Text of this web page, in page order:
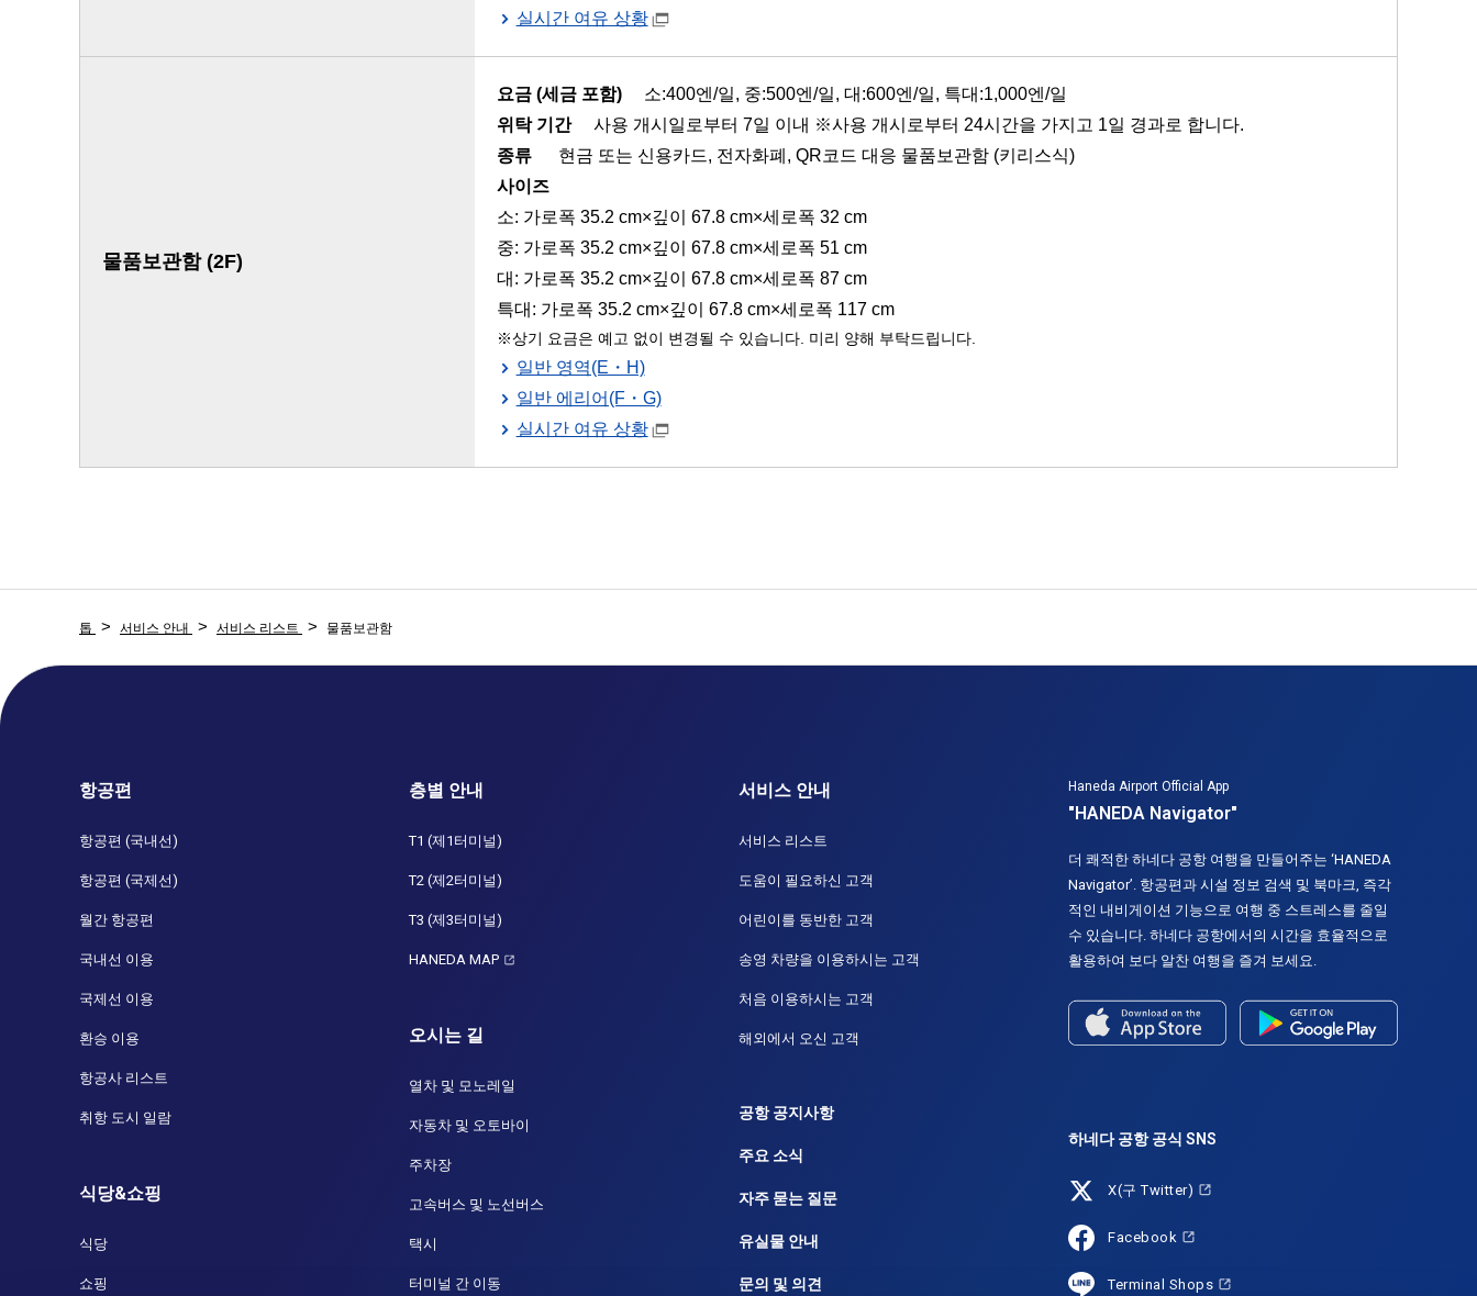
실시간 여유 상황
물품보관함 (2F)
요금 (세금 포함)
소:400엔/일, 중:500엔/일, 대:600엔/일, 특대:1,000엔/일
위탁 기간
사용 개시일로부터 7일 이내 ※사용 개시로부터 24시간을 가지고 1일 경과로 합니다.
종류
현금 또는 신용카드, 전자화폐, QR코드 대응 물품보관함 (키리스식)
사이즈
소: 가로폭 35.2 cm×깊이 67.8 cm×세로폭 32 cm
중: 가로폭 35.2 cm×깊이 67.8 cm×세로폭 51 cm
대: 가로폭 35.2 cm×깊이 67.8 cm×세로폭 87 cm
특대: 가로폭 35.2 cm×깊이 67.8 cm×세로폭 117 cm
상기 요금은 예고 없이 변경될 수 있습니다. 미리 양해 부탁드립니다.
일반 영역(E・H)
일반 에리어(F・G)
실시간 여유 상황
톱 서비스 안내 서비스 리스트 물품보관함
항공편
항공편 (국내선)
항공편 (국제선)
월간 항공편
국내선 이용
국제선 이용
환승 이용
항공사 리스트
취항 도시 일람
식당&쇼핑
식당
쇼핑
층별 안내
T1 (제1터미널)
T2 (제2터미널)
T3 (제3터미널)
HANEDA MAP
오시는 길
열차 및 모노레일
자동차 및 오토바이
주차장
고속버스 및 노선버스
택시
터미널 간 이동
서비스 안내
서비스 리스트
도움이 필요하신 고객
어린이를 동반한 고객
송영 차량을 이용하시는 고객
처음 이용하시는 고객
해외에서 오신 고객
공항 공지사항
주요 소식
자주 묻는 질문
유실물 안내
문의 및 의견
Haneda Airport Official App
"HANEDA Navigator"
더 쾌적한 하네다 공항 여행을 만들어주는 ‘HANEDA
Navigator’. 항공편과 시설 정보 검색 및 북마크, 즉각
적인 내비게이션 기능으로 여행 중 스트레스를 줄일
수 있습니다. 하네다 공항에서의 시간을 효율적으로
활용하여 보다 알찬 여행을 즐겨 보세요.
하네다 공항 공식 SNS
X(구 Twitter)
Facebook
Terminal Shops